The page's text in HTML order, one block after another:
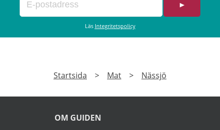
►
Läs Integritetspolicy
Startsida > Mat > Nässjö
OM GUIDEN